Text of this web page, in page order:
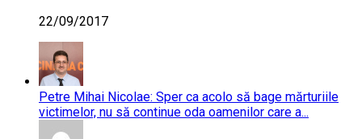
22/09/2017
Petre Mihai Nicolae: Sper ca acolo să bage mărturiile
victimelor, nu să continue oda oamenilor care a...